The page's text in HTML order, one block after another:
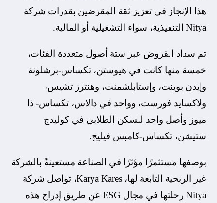
هذا الإنجاز في تعزيز ثقة المقرضين بقدرات شركة
Nitya التنفيذية، سواء التشغيلية أو المالية.
تم سداد القروض عبر ستة أصول متعددة الفئات،
خمسة منها كانت في هيوستن، تكساس-برشلونة
وإيدن بوينت، وإستابلشمنت، وهنترز تشيس،
ولاكسايد فورست، وواحد في دالاس، تكساس- ذا
ميوز وأصل واحد للسكن الطلابي في كوليدج
ستيشن، تكساس-كامبس فيليج.
بوصفها مستثمرًا مؤثرًا في الصناعة مستعينةً بالشركة
غير الربحية التابعة لها، Karya Kares، تواصل شركة
Nitya رحلتها في مجال ESG عن طريق إدراج هذه